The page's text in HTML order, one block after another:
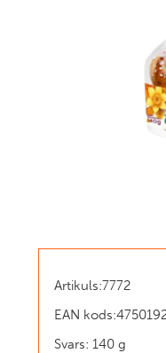
Artikuls:7772
EAN
Svars: 140 g